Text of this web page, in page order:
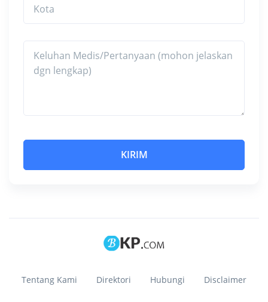
Tentang Kami Direktori Hubungi Disclaimer